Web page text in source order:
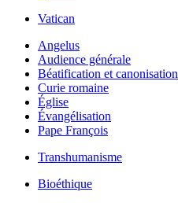
Vatican
Angelus
Audience générale
Béatification et canonisation
Curie romaine
Église
Évangélisation
Pape François
Transhumanisme
Bioéthique